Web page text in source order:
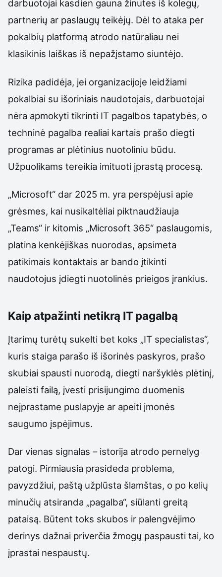
darbuotojai kasdien gauna žinutes iš kolegų,
partnerių ar paslaugų teikėjų. Dėl to ataka per
pokalbių platformą atrodo natūraliau nei
klasikinis laiškas iš nepažįstamo siuntėjo.
Rizika padidėja, jei organizacijoje leidžiami
pokalbiai su išoriniais naudotojais, darbuotojai
nėra apmokyti tikrinti IT pagalbos tapatybės, o
techninė pagalba realiai kartais prašo diegti
programas ar plėtinius nuotoliniu būdu.
Užpuolikams tereikia imituoti įprastą procesą.
„Microsoft“ dar 2025 m. yra perspėjusi apie
grėsmes, kai nusikaltėliai piktnaudžiauja
„Teams“ ir kitomis „Microsoft 365“ paslaugomis,
platina kenkėjiškas nuorodas, apsimeta
patikimais kontaktais ar bando įtikinti
naudotojus įdiegti nuotolinės prieigos įrankius.
Kaip atpažinti netikrą IT pagalbą
Įtarimų turėtų sukelti bet koks „IT specialistas“,
kuris staiga parašo iš išorinės paskyros, prašo
skubiai spausti nuorodą, diegti naršyklės plėtinį,
paleisti failą, įvesti prisijungimo duomenis
neįprastame puslapyje ar apeiti įmonės
saugumo įspėjimus.
Dar vienas signalas – istorija atrodo pernelyg
patogi. Pirmiausia prasideda problema,
pavyzdžiui, paštą užplūsta šlamštas, o po kelių
minučių atsiranda „pagalba“, siūlanti greitą
pataisą. Būtent toks skubos ir palengvėjimo
derinys dažnai priverčia žmogų paspausti tai, ko
įprastai nespaustų.